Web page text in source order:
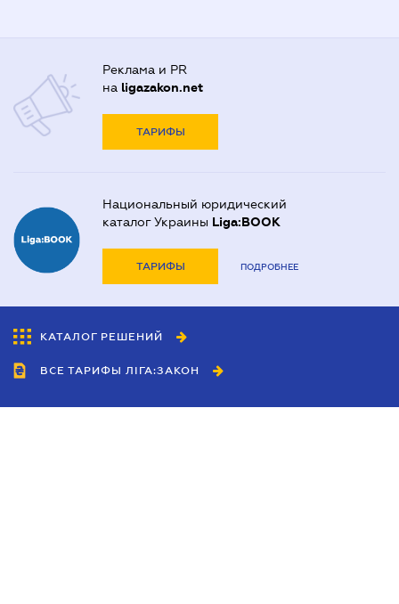
Реклама и PR
на ligazakon.net
ТАРИФЫ
Национальный юридический
каталог Украины Liga:BOOK
ТАРИФЫ ПОДРОБНЕЕ
КАТАЛОГ РЕШЕНИЙ
ВСЕ ТАРИФЫ ЛІГА:ЗАКОН